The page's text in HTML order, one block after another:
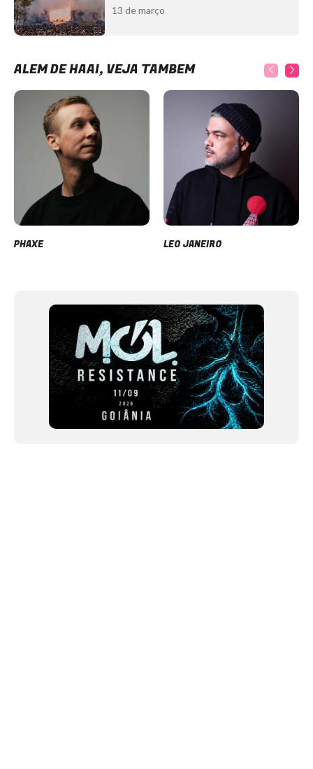
13 de março
ALÉM DE HAAI, VEJA TAMBÉM
PHAXE LEO JANEIRO